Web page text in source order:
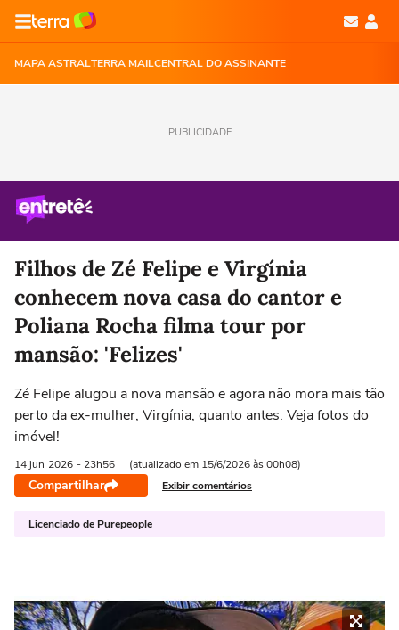
MAPA ASTRALTERRA MAILCENTRAL DO ASSINANTE
PUBLICIDADE
Filhos de Zé Felipe e Virgínia
conhecem nova casa do cantor e
Poliana Rocha filma tour por
mansão: 'Felizes'
Zé Felipe alugou a nova mansão e agora não mora mais tão
perto da ex-mulher, Virgínia, quanto antes. Veja fotos do
imóvel!
14 jun 2026 - 23h56 (atualizado em 15/6/2026 às 00h08)
Compartilhar Exibir comentários
Licenciado de Purepeople